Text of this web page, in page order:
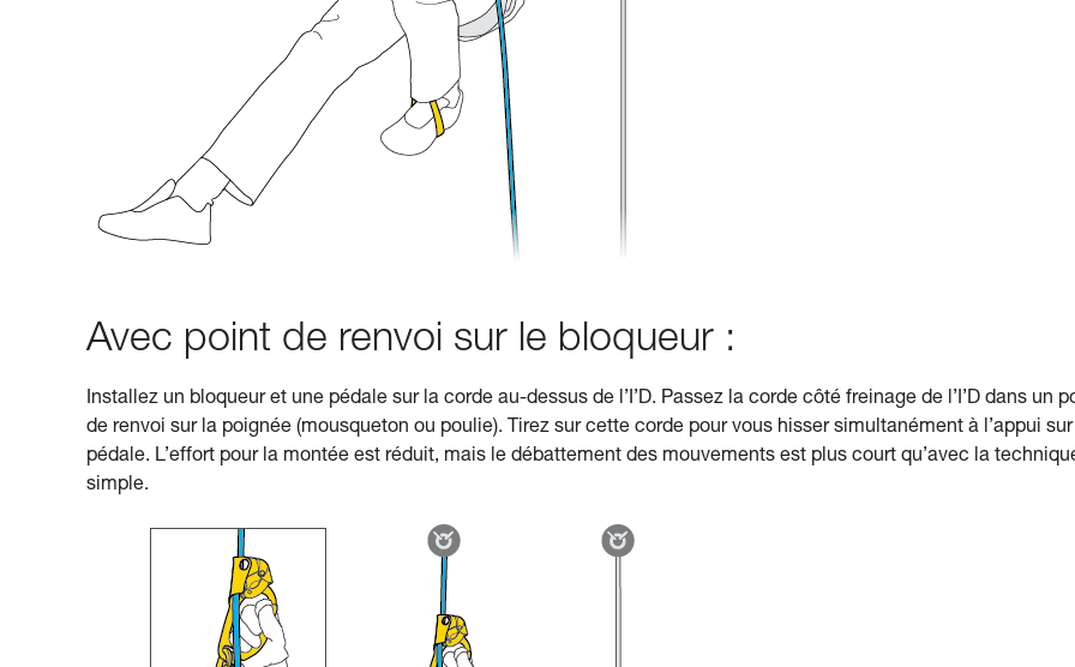
Avec point de renvoi sur le bloqueur :
Installez un bloqueur et une pédale sur la corde au-dessus de l’I’D. Passez la corde côté freinage de l’I’D dans un
de renvoi sur la poignée (mousqueton ou poulie). Tirez sur cette corde pour vous hisser simultanément à l’appui
pédale. L’effort pour la montée est réduit, mais le débattement des mouvements est plus court qu’avec la
simple.